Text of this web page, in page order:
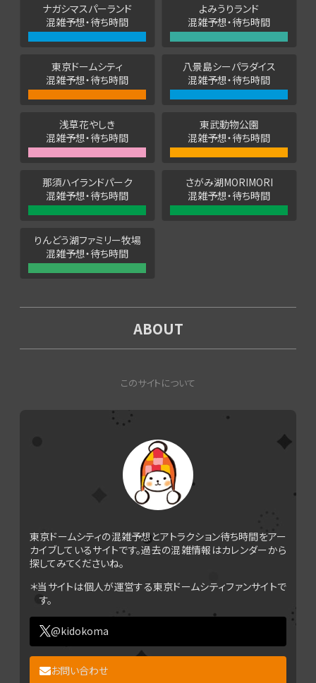
ナガシマスパーランド
混雑予想・待ち時間
よみうりランド
混雑予想・待ち時間
東京ドームシティ
混雑予想・待ち時間
八景島シーパラダイス
混雑予想・待ち時間
浅草花やしき
混雑予想・待ち時間
東武動物公園
混雑予想・待ち時間
那須ハイランドパーク
混雑予想・待ち時間
さがみ湖MORIMORI
混雑予想・待ち時間
りんどう湖ファミリー牧場
混雑予想・待ち時間
ABOUT
このサイトについて
東京ドームシティの混雑予想とアトラクション待ち時間をアー
カイブしているサイトです。過去の混雑情報はカレンダーから
探してみてくださいね。
＊当サイトは個人が運営する東京ドームシティファンサイトで
す。
@kidokoma
お問い合わせ